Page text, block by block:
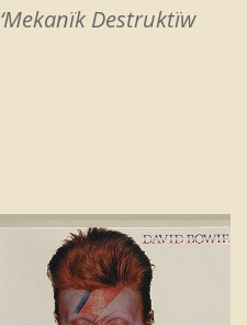
‘Mekanïk Destruktïw